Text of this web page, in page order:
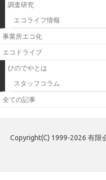
調査研究
エコライフ情報
事業所エコ化
エコドライブ
ひのでやとは
スタッフコラム
全ての記事
Copyright(C) 1999-2026 有限